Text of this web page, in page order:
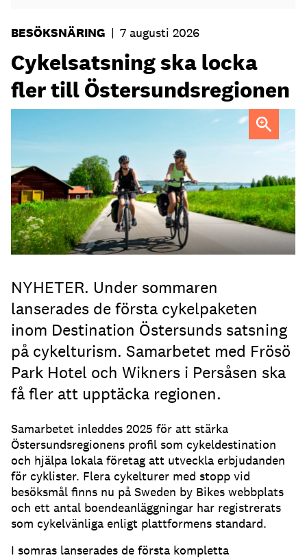
BESÖKSNÄRING | 7 augusti 2026
Cykelsatsning ska locka
fler till Östersundsregionen
NYHETER. Under sommaren
lanserades de första cykelpaketen
inom Destination Östersunds satsning
på cykelturism. Samarbetet med Frösö
Park Hotel och Wikners i Persåsen ska
få fler att upptäcka regionen.
Samarbetet inleddes 2025 för att stärka
Östersundsregionens profil som cykeldestination
och hjälpa lokala företag att utveckla erbjudanden
för cyklister. Flera cykelturer med stopp vid
besöksmål finns nu på Sweden by Bikes webbplats
och ett antal boendeanläggningar har registrerats
som cykelvänliga enligt plattformens standard.
I somras lanserades de första kompletta